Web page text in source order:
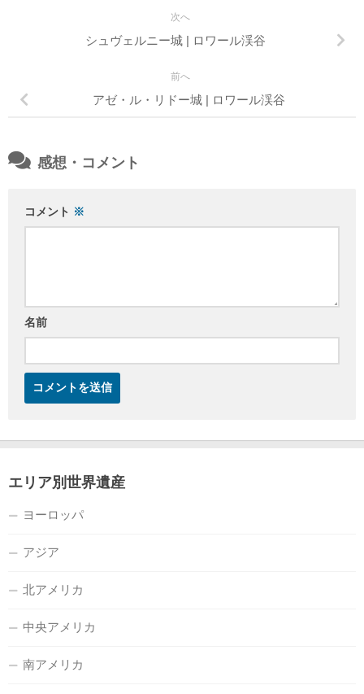
次へ
シュヴェルニー城 | ロワール渓谷
前へ
アゼ・ル・リドー城 | ロワール渓谷
感想・コメント
コメント ※
名前
エリア別世界遺産
ヨーロッパ
アジア
北アメリカ
中央アメリカ
南アメリカ